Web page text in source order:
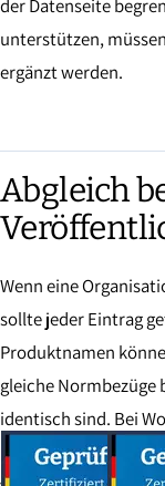
der Datenseite
unterstützen,
ergänzt werden.
Abgleich
Wenn eine
sollte jeder Eintrag
Produktnamen
gleiche Normbezüge
identisch sind. Bei
Liste der